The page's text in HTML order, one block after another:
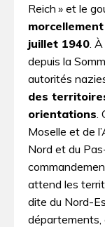
Reich » et le
juillet 1940 .
depuis la
autorités
des
orientations
Moselle et de
Nord et du
attend les
dite du Nord-
départements,